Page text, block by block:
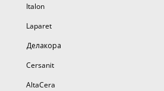
Italon
Laparet
Делакора
Cersanit
AltaCera